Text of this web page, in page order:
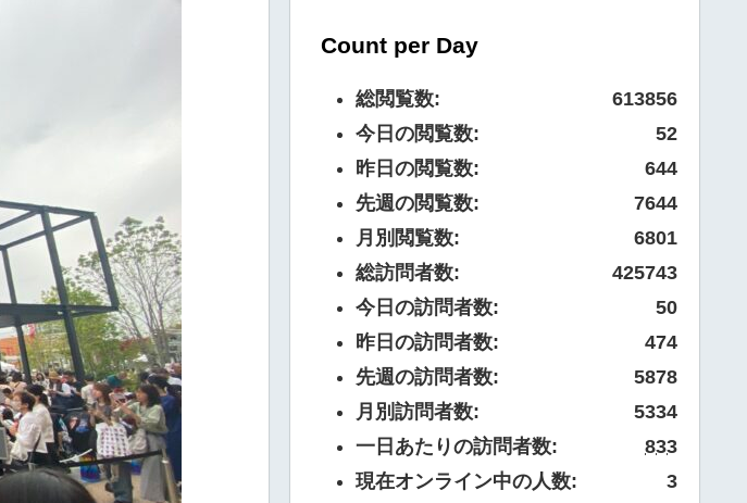
Count per Day
613856
総閲覧数:
52
今日の閲覧数:
644
昨日の閲覧数:
7644
先週の閲覧数:
6801
月別閲覧数:
425743
総訪問者数:
50
今日の訪問者数:
474
昨日の訪問者数:
5878
先週の訪問者数:
5334
月別訪問者数:
833
一日あたりの訪問者数:
3
現在オンライン中の人数: